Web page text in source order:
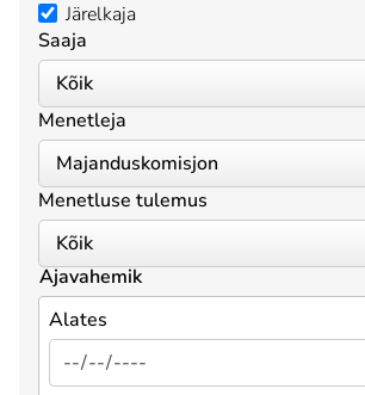
Järelkaja
Saaja
Menetleja
Menetluse tulemus
Ajavahemik
Alates